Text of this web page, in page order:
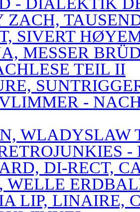
ZACH,
SIVERT
MESSER
TEIL II
-
WLADYSLAW
DI-RECT,
WELLE
LIP, LINAIRE,